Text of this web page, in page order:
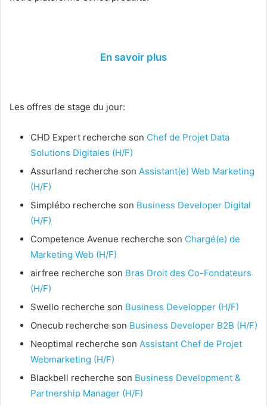
En savoir plus
Les offres de stage du jour:
CHD Expert recherche son Chef de Projet Data
Solutions Digitales (H/F)
Assurland recherche son Assistant(e) Web Marketing
(H/F)
Simplébo recherche son Business Developer Digital
(H/F)
Competence Avenue recherche son Chargé(e) de
Marketing Web (H/F)
airfree recherche son Bras Droit des Co-Fondateurs
(H/F)
Swello recherche son Business Developper (H/F)
Onecub recherche son Business Developer B2B (H/F)
Neoptimal recherche son Assistant Chef de Projet
Webmarketing (H/F)
Blackbell recherche son Business Development &
Partnership Manager (H/F)